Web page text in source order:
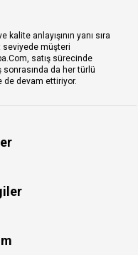
anlayışının yanı sıra
seviyede müşteri
satış sürecinde
da her türlü
de devam ettiriyor.